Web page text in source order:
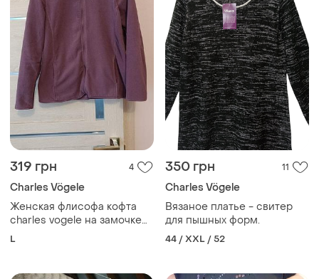
319 грн 4
Charles Vögele
Женская флисофа кофта
charles vogele на замочке
размер l
L
350 грн 11
Charles Vögele
Вязаное платье - свитер
для пышных форм.
44 / XXL / 52